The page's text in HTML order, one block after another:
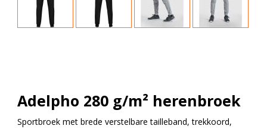
Adelpho 280 g/m² herenbroek
Sportbroek met brede verstelbare tailleband, trekkoord,